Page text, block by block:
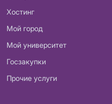
Хостинг
Мой город
Мой университет
Госзакупки
Прочие услуги